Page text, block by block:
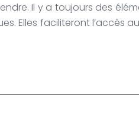
Il y a toujours des
Elles faciliteront l’accès